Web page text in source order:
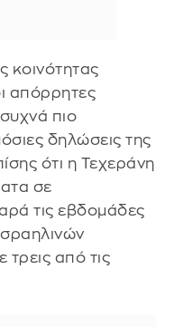
κοινότητας
απόρρητες
συχνά πιο
δηλώσεις της
ότι η Τεχεράνη
σε
τις εβδομάδες
από τις